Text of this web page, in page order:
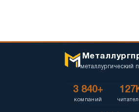
металлургический
3 840+
компаний